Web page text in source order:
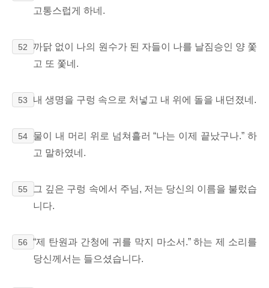
고통스럽게 하네.
52
까닭 없이 나의 원수가 된 자들이 나를 날짐승인 양 쫓
고 또 쫓네.
53 내 생명을 구렁 속으로 처넣고 내 위에 돌을 내던졌네.
54 물이 내 머리 위로 넘쳐흘러 “나는 이제 끝났구나.” 하
고 말하였네.
55
그 깊은 구렁 속에서 주님, 저는 당신의 이름을 불렀습
니다.
56 “제 탄원과 간청에
귀를 막지 마소서.” 하는 제 소리를
당신께서는 들으셨습니다.